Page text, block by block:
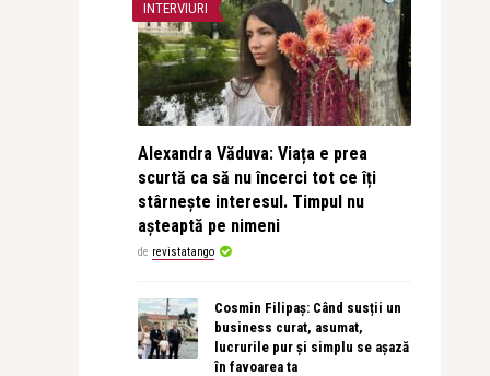
INTERVIURI
Alexandra Văduva: Viața e prea
scurtă ca să nu încerci tot ce îți
stârnește interesul. Timpul nu
așteaptă pe nimeni
de revistatango
Cosmin Filipaș: Când susții un
business curat, asumat,
lucrurile pur și simplu se așază
în favoarea ta